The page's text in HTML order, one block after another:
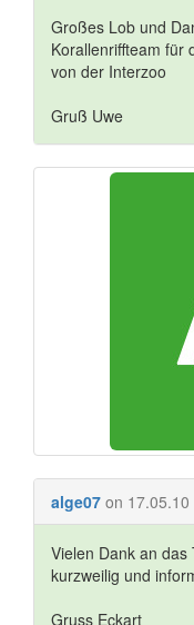
Großes Lob und
Korallenriffteam für
von der Interzoo
Gruß Uwe
alge07 on 17.05.10
Vielen Dank an das
kurzweilig und
Gruss Eckart